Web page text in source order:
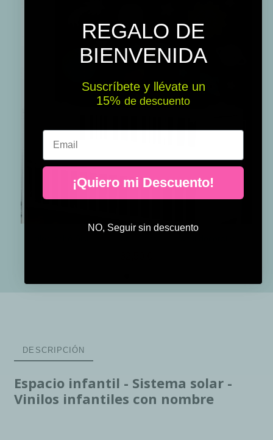
DESCRIPCIÓN
Espacio infantil - Sistema solar -
Vinilos infantiles con nombre
REGALO DE
BIENVENIDA
Suscríbete y llévate un
15% ​​ de descuento
Email
¡Quiero mi Descuento!
NO, Seguir sin descuento